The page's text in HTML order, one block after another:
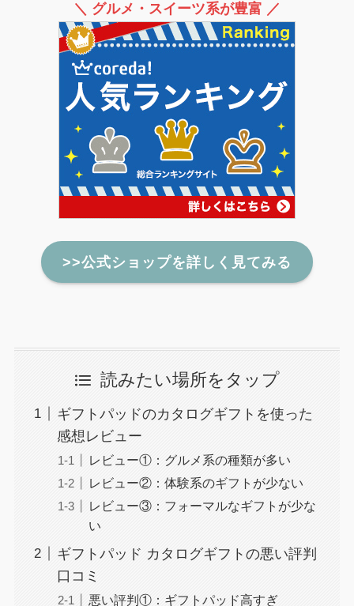
＼ グルメ・スイーツ系が豊富 ／
>>公式ショップを詳しく見てみる
読みたい場所をタップ
ギフトパッドのカタログギフトを使った
感想レビュー
レビュー①：グルメ系の種類が多い
レビュー②：体験系のギフトが少ない
レビュー③：フォーマルなギフトが少な
い
ギフトパッド カタログギフトの悪い評判
口コミ
悪い評判①：ギフトパッド高すぎ